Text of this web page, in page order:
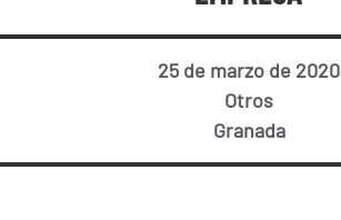
25 de marzo de 2020
Otros
Granada